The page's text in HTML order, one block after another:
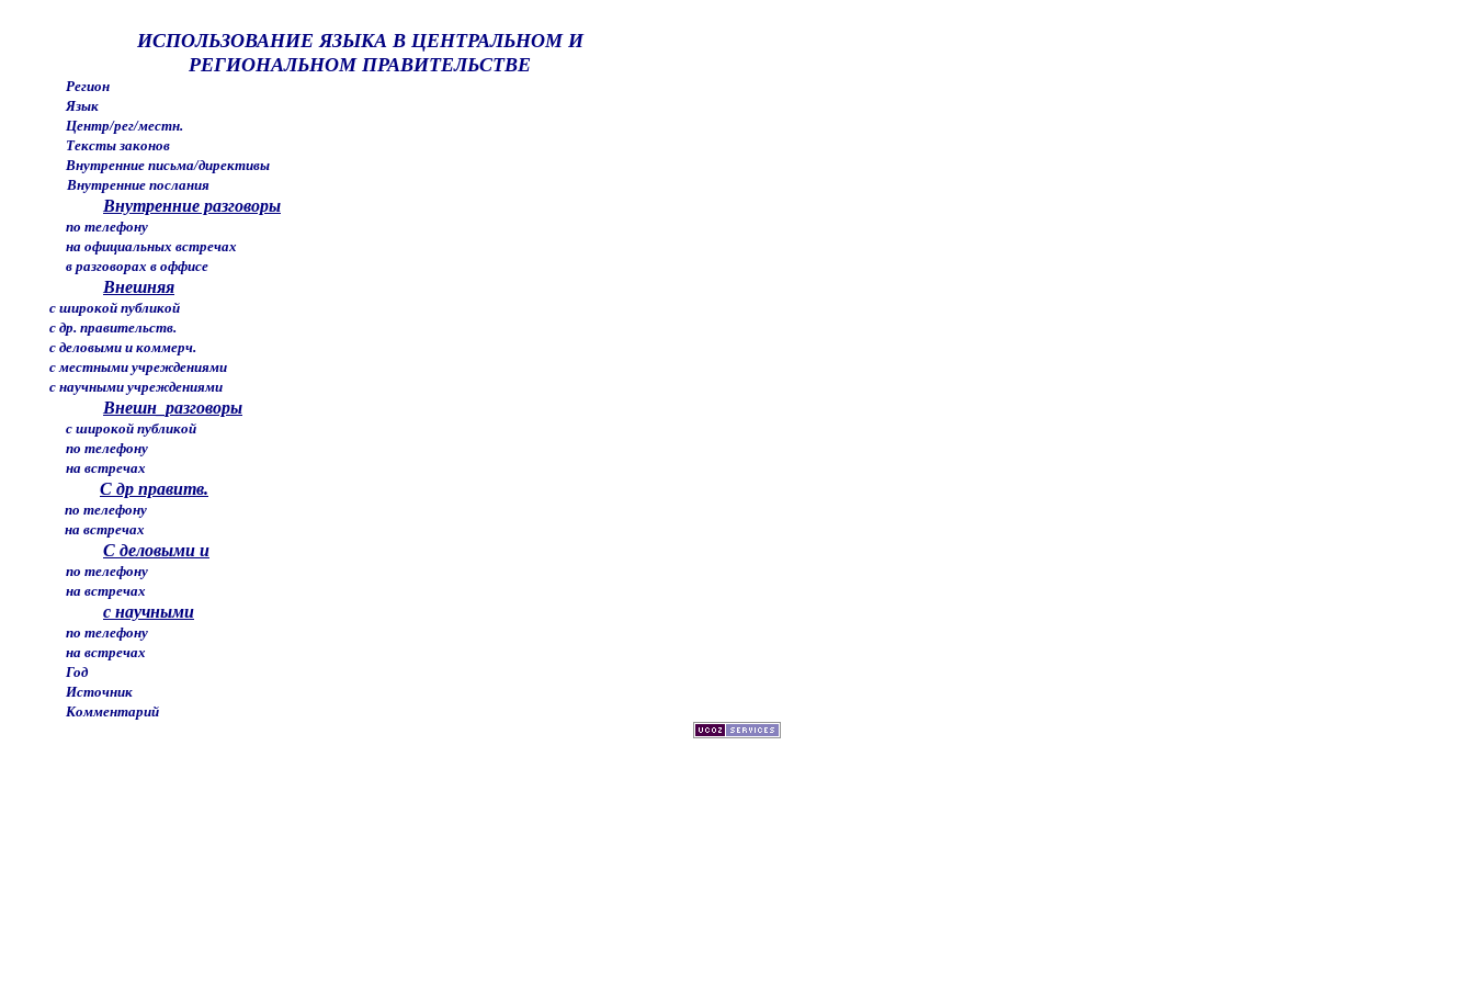
ИСПОЛЬЗОВАНИЕ ЯЗЫКА В ЦЕНТРАЛЬНОМ И
РЕГИОНАЛЬНОМ ПРАВИТЕЛЬСТВЕ
Регион
Язык
Центр/рег/местн.
Тексты законов
Внутренние письма/директивы
Внутренние послания
Внутренние разговоры
по телефону
на официальных встречах
в разговорах в оффисе
Внешняя
с широкой публикой
с др. правительств.
с деловыми и коммерч.
с местными учреждениями
с научными учреждениями
Внешн_разговоры
с широкой публикой
по телефону
на встречах
С др правитв.
по телефону
на встречах
С деловыми и
по телефону
на встречах
с научными
по телефону
на встречах
Год
Источник
Комментарий